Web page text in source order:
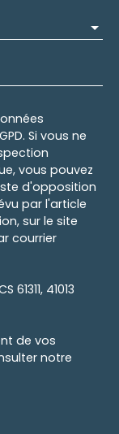
Si vous ne
vous pouvez
d'opposition
par l'article
sur le site
courrier
41013
de vos
notre